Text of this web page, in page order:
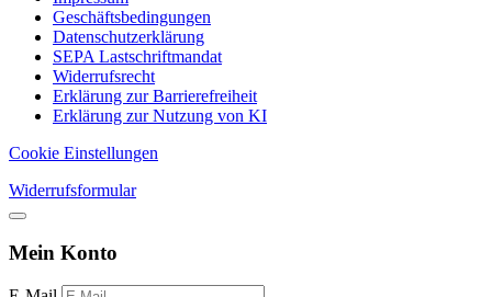
Geschäftsbedingungen
Datenschutzerklärung
SEPA Lastschriftmandat
Widerrufsrecht
Erklärung zur Barrierefreiheit
Erklärung zur Nutzung von KI
Cookie Einstellungen
Widerrufsformular
Mein Konto